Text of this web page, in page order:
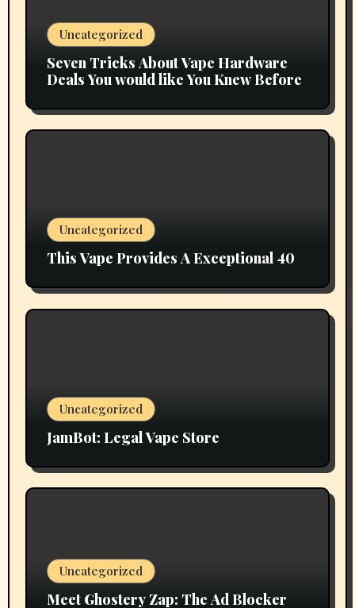
Uncategorized
Seven Tricks About Vape Hardware
Deals You would like You Knew Before
Uncategorized
This Vape Provides A Exceptional 40
Uncategorized
JamBot: Legal Vape Store
Uncategorized
Meet Ghostery Zap: The Ad Blocker